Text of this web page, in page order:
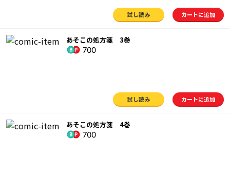
試し読み カートに追加
あそこの処方箋 3巻
700
試し読み カートに追加
あそこの処方箋 4巻
700